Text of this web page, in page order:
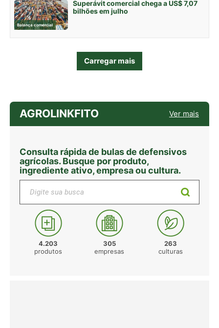
Balança comercial
Superávit comercial chega a US$ 7,07
bilhões em julho
Carregar mais
AGROLINKFITO Ver mais
Consulta rápida de bulas de defensivos
agrícolas. Busque por produto,
ingrediente ativo, empresa ou cultura.
Digite sua busca
4.203
produtos
305
empresas
263
culturas